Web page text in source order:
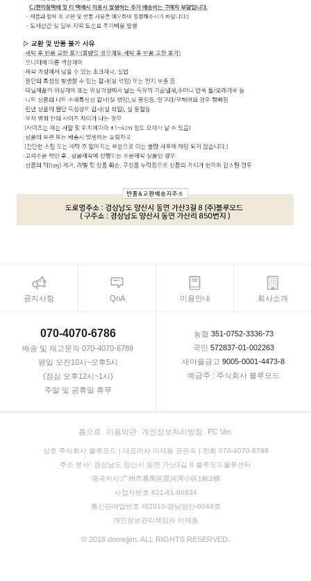
공지사항 QnA 이용안내 회사소개
070-4070-6786
배송 및 재고문의 070-4070-6789
평일 오전10시~오후5시
(점심 오후12시~1시)
주말 및 공휴일 휴무
농협 351-0752-3336-73
국민 572837-01-002263
새마을금고 9005-0001-4473-8
예금주 : 주식회사 블루모드
홈으로 이용약관 개인정보처리방침 PC Ver.
상호 주식회사 블루모드 | 대표이사 이재동 권은숙 | 전화 070-4070-6786
주소 본사: 경상남도 양산시 동면 가산3길 8 블루모드물류센터
중국지사:广州市番禺区星河湾小区1栋2梯
사업자번호 621-81-80834
통신판매업번호 제2010-경남양산-0049호
개인정보관리책임자 이재동
© 2018 domejjim. ALL RIGHTS RESERVED.